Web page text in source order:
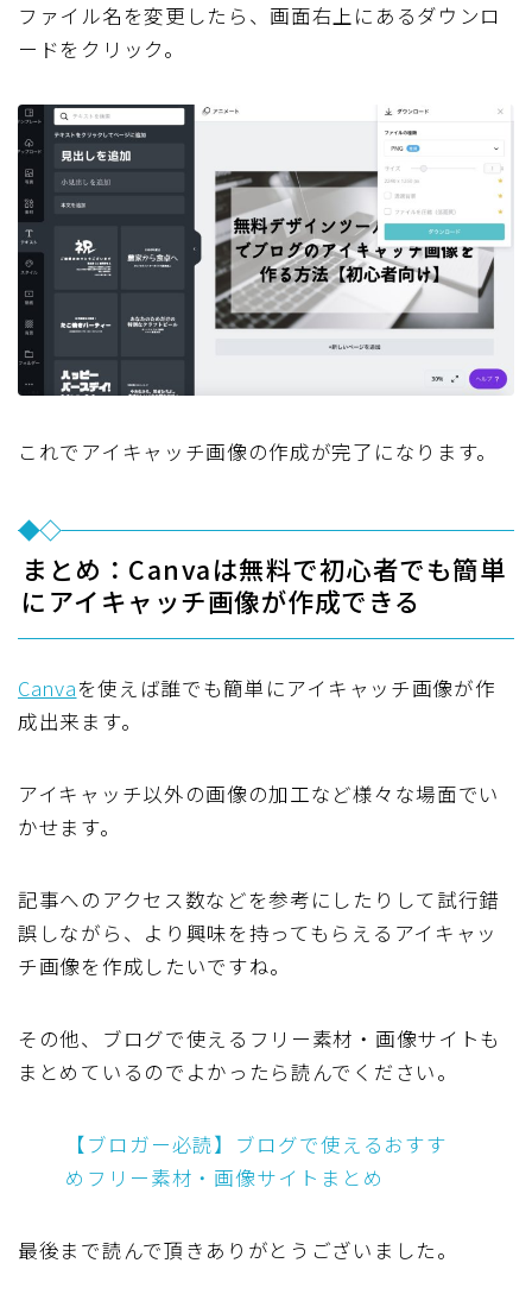
ファイル名を変更したら、画面右上にあるダウンロ
ードをクリック。
これでアイキャッチ画像の作成が完了になります。
まとめ：Canvaは無料で初心者でも簡単
にアイキャッチ画像が作成できる
Canvaを使えば誰でも簡単にアイキャッチ画像が作
成出来ます。
アイキャッチ以外の画像の加工など様々な場面でい
かせます。
記事へのアクセス数などを参考にしたりして試行錯
誤しながら、より興味を持ってもらえるアイキャッ
チ画像を作成したいですね。
その他、ブログで使えるフリー素材・画像サイトも
まとめているのでよかったら読んでください。
【ブロガー必読】ブログで使えるおすす
めフリー素材・画像サイトまとめ
最後まで読んで頂きありがとうございました。